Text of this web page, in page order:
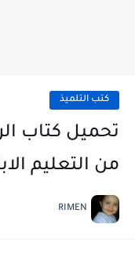
كتب التلميذ
تحميل كتاب
من التعليم
RIMEN